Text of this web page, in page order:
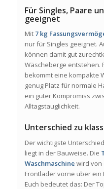
Für Singles, Paare
geeignet
Mit 7 kg
nur für Singles geeignet.
können damit gut
Wäscheberge entstehen.
bekommt eine kompakte
genug Platz für normale
ein guter Kompromiss
Alltagstauglichkeit.
Unterschied zu
Der wichtigste
liegt in der Bauweise. Die
Waschmaschine wird von
Frontlader vorne über
Euch bedeutet das: Der